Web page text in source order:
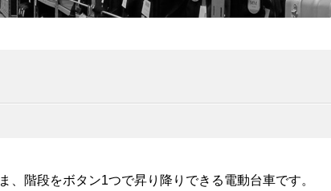
、階段をボタン1つで昇り降りできる電動台車です。